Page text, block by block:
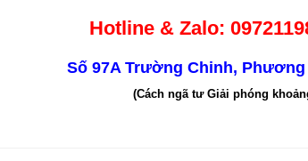
Hotline & Zalo:
Số 97A Trường Chinh, Phương
(Cách ngã tư Giải phóng